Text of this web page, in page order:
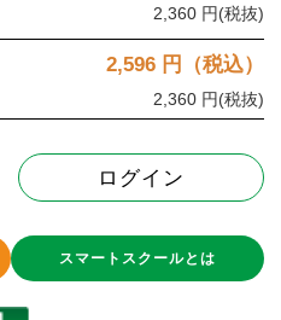
2,360 円(税抜)
2,596 円（税込）
2,360 円(税抜)
ログイン
スマートスクールとは